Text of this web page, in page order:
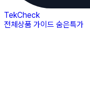
TekCheck
전체상품 가이드 숨은특가